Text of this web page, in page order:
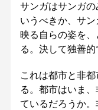
サンガはサンガ
いうべきか、サ
映る自らの姿を
る。決して独善的
これは都市と非
る。都市はいま
ているだろうか